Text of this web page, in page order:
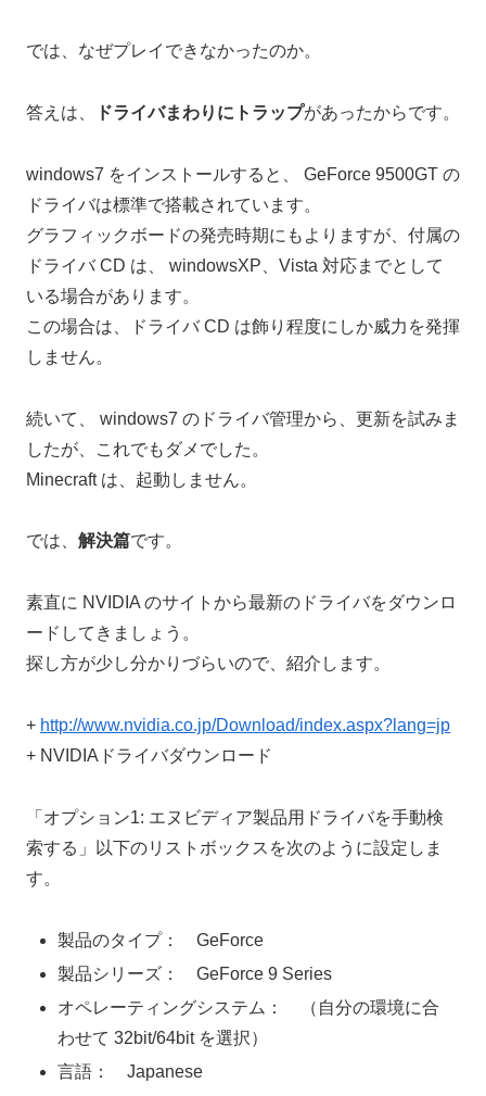
では、なぜプレイできなかったのか。
答えは、 ドライバまわりにトラップがあったからです。
windows7 をインストールすると、 GeForce 9500GT の
ドライバは標準で搭載されています。
グラフィックボードの発売時期にもよりますが、付属の
ドライバ CD は、 windowsXP、Vista 対応までとして
いる場合があります。
この場合は、ドライバ CD は飾り程度にしか威力を発揮
しません。
続いて、 windows7 のドライバ管理から、更新を試みま
したが、これでもダメでした。
Minecraft は、起動しません。
では、 解決篇です。
素直に NVIDIA のサイトから最新のドライバをダウンロ
ードしてきましょう。
探し方が少し分かりづらいので、紹介します。
+ http://www.nvidia.co.jp/Download/index.aspx?lang=jp
+ NVIDIAドライバダウンロード
「オプション1: エヌビディア製品用ドライバを手動検
索する」以下のリストボックスを次のように設定しま
す。
製品のタイプ： GeForce
製品シリーズ： GeForce 9 Series
オペレーティングシステム： （自分の環境に合
わせて 32bit/64bit を選択）
言語： Japanese